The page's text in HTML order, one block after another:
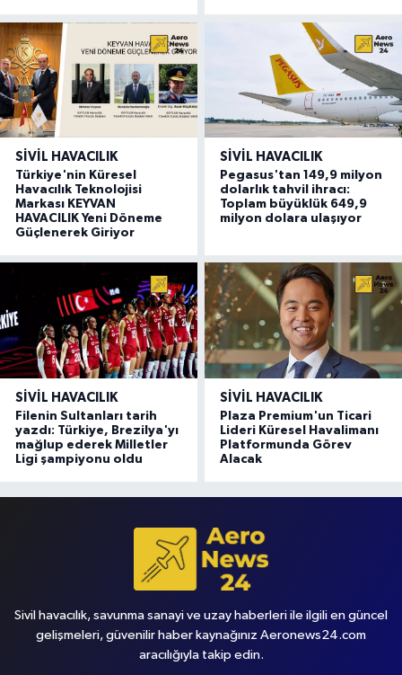
SIVIL HAVACILIK
Türkiye'nin Küresel
Havacılık Teknolojisi
Markası KEYVAN
HAVACILIK Yeni Döneme
Güçlenerek Giriyor
SIVIL HAVACILIK
Pegasus'tan 149,9 milyon
dolarlık tahvil ihracı:
Toplam büyüklük 649,9
milyon dolara ulaşıyor
SIVIL HAVACILIK
Filenin Sultanları tarih
yazdı: Türkiye, Brezilya'yı
mağlup ederek Milletler
Ligi şampiyonu oldu
SIVIL HAVACILIK
Plaza Premium'un Ticari
Lideri Küresel Havalimanı
Platformunda Görev
Alacak
Sivil havacılık, savunma sanayi ve uzay haberleri ile ilgili en güncel
gelişmeleri, güvenilir haber kaynağınız Aeronews24.com
aracılığıyla takip edin.